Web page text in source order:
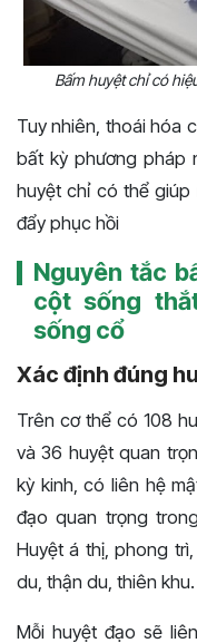
Bấm huyệt chỉ có
Tuy nhiên, thoái hóa
bất kỳ phương pháp
huyệt chỉ có thể
đẩy phục hồi
Nguyên tắc
cột sống
sống cổ
Xác định đúng
Trên cơ thể có 108
và 36 huyệt quan
kỳ kinh, có liên hệ
đạo quan trọng
Huyệt á thị, phong
du, thận du, thiên khu.
Mỗi huyệt đạo sẽ